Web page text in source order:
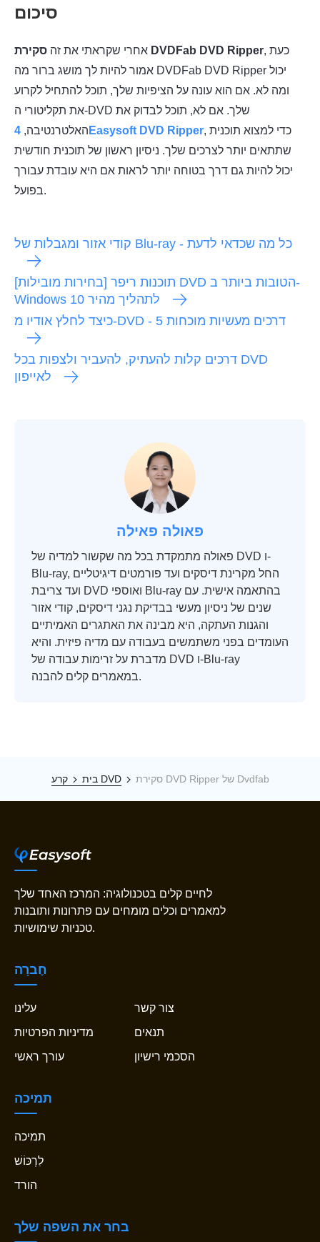
סיכום
אחרי שקראתי את זה סקירת DVDFab DVD Ripper, כעת
אמור להיות לך מושג ברור מה DVDFab DVD Ripper יכול
ומה לא. אם הוא עונה על הציפיות שלך, תוכל להתחיל לקרוע
את תקליטורי ה-DVD שלך. אם לא, תוכל לבדוק את
האלטרנטיבה, 4Easysoft DVD Ripper, כדי למצוא תוכנית
שתתאים יותר לצרכים שלך. ניסיון ראשון של תוכנית חודשית
יכול להיות גם דרך בטוחה יותר לראות אם היא עובדת עבורך
בפועל.
קודי אזור ומגבלות של Blu-ray - כל מה שכדאי לדעת
[בחירות מובילות] תוכנות ריפר DVD הטובות ביותר ב-
Windows 10 לתהליך מהיר
כיצד לחלץ אודיו מ-DVD - 5 דרכים מעשיות מוכחות
דרכים קלות להעתיק, להעביר ולצפות בכל DVD
לאייפון
פאולה פאילה
פאולה מתמקדת בכל מה שקשור למדיה של DVD ו-
Blu-ray, החל מקרינת דיסקים ועד פורמטים דיגיטליים
ועד צריבת DVD ואוספי Blu-ray בהתאמה אישית. עם
שנים של ניסיון מעשי בבדיקת נגני דיסקים, קודי אזור
והגנות העתקה, היא מבינה את האתגרים האמיתיים
העומדים בפני משתמשים בעבודה עם מדיה פיזית. והיא
מדברת על זרימות עבודה של DVD ו-Blu-ray
במאמרים קלים להבנה.
ביתקרע DVD סקירת DVD Ripper של Dvdfab
לחיים קלים בטכנולוגיה: המרכז האחד שלך
למאמרים וכלים מומחים עם פתרונות ותובנות
טכניות שימושיות.
חֶברָה
עלינו
צור קשר
מדיניות הפרטיות
תנאים
עורך ראשי
הסכמי רישיון
תמיכה
תמיכה
לִרְכּוֹשׁ
הורד
בחר את השפה שלך